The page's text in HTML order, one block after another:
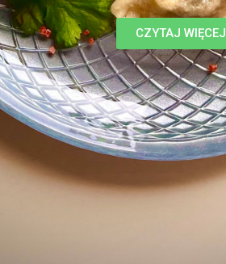
CZYTAJ WIĘCEJ